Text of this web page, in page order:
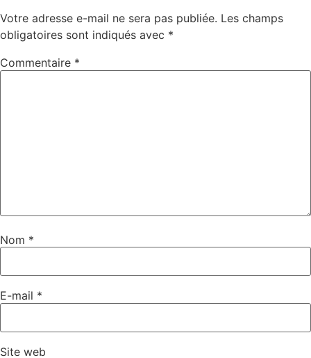
Votre adresse e-mail ne sera pas publiée. Les champs
obligatoires sont indiqués avec *
Commentaire *
Nom *
E-mail *
Site web